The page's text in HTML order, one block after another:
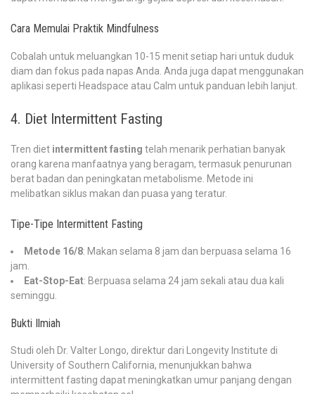
Cara Memulai Praktik Mindfulness
Cobalah untuk meluangkan 10-15 menit setiap hari untuk duduk
diam dan fokus pada napas Anda. Anda juga dapat menggunakan
aplikasi seperti Headspace atau Calm untuk panduan lebih lanjut.
4. Diet Intermittent Fasting
Tren diet intermittent fasting telah menarik perhatian banyak
orang karena manfaatnya yang beragam, termasuk penurunan
berat badan dan peningkatan metabolisme. Metode ini
melibatkan siklus makan dan puasa yang teratur.
Tipe-Tipe Intermittent Fasting
Metode 16/8: Makan selama 8 jam dan berpuasa selama 16
jam.
Eat-Stop-Eat: Berpuasa selama 24 jam sekali atau dua kali
seminggu.
Bukti Ilmiah
Studi oleh Dr. Valter Longo, direktur dari Longevity Institute di
University of Southern California, menunjukkan bahwa
intermittent fasting dapat meningkatkan umur panjang dengan